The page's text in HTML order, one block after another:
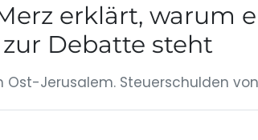
erklärt, warum
Debatte steht
Ost-Jerusalem. Steuerschulden